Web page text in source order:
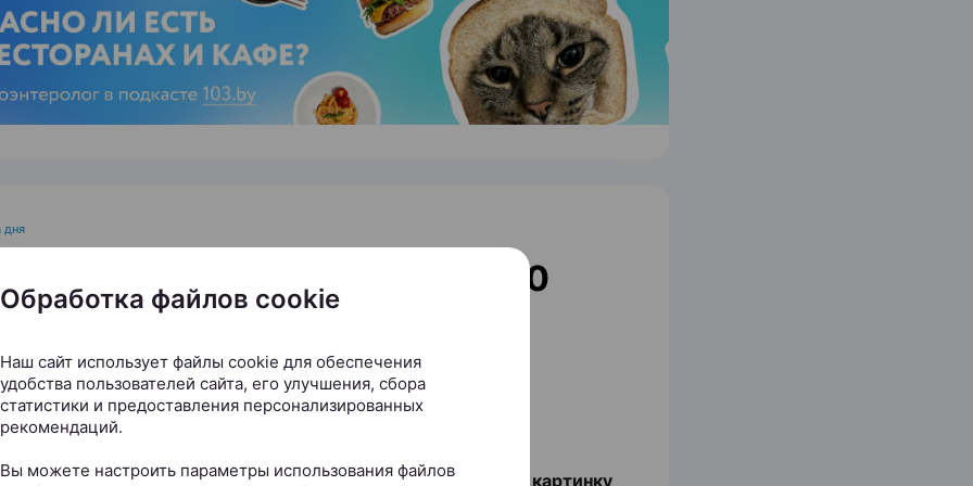
ЭФФЕКТИВНАЯ РЕКЛАМА НА САЙТЕ
дня
в Беларуси летом: 10
для отпуска, выходных и
03.08.2026
хотя бы на время выключить рабочие чаты, сменить картинку
Обработка файлов cookie
Наш сайт использует файлы cookie для обеспечения
удобства пользователей сайта, его улучшения, сбора
статистики и предоставления персонализированных
рекомендаций.
Вы можете настроить параметры использования файлов